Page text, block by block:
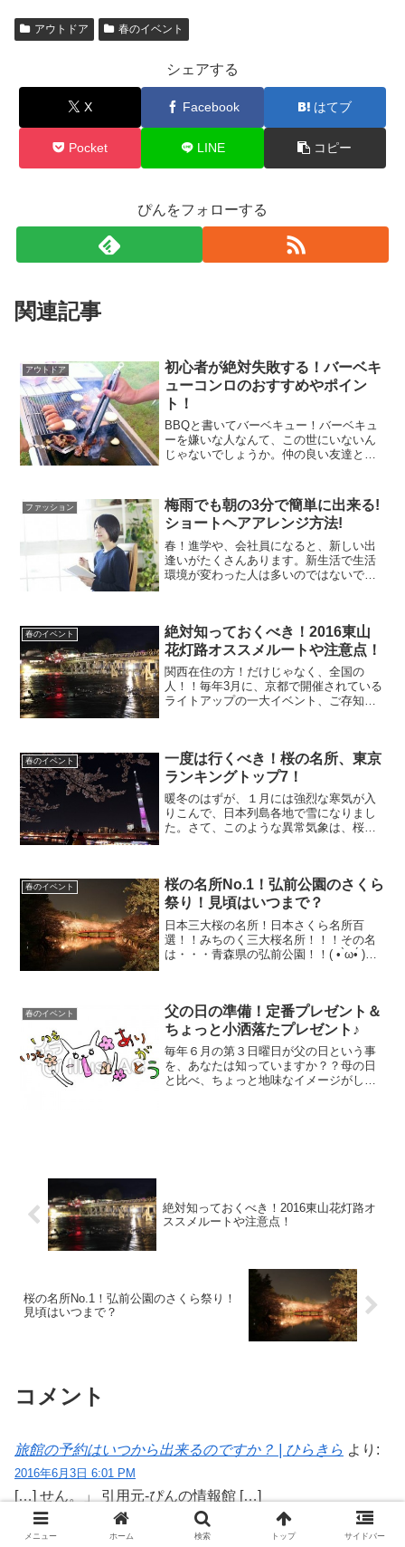
アウトドア 春のイベント
シェアする
X Facebook はてブ
Pocket LINE コピー
ぴんをフォローする
関連記事
アウトドア
初心者が絶対失敗する！バーベキ
ューコンロのおすすめやポイン
ト！
BBQと書いてバーベキュー！バーベキュ
ーを嫌いな人なんて、この世にいないん
じゃないでしょうか。仲の良い友達と。
花火大会と言われているPLの花火大会を
観賞しながらのバーベ...
ファッション
梅雨でも朝の3分で簡単に出来る!
ショートヘアアレンジ方法!
春！進学や、会社員になると、新しい出
逢いがたくさんあります。新生活で生活
環境が変わった人は多いのではないでし
んどん毎日が楽しくなってい...
春のイベント
絶対知っておくべき！2016東山
花灯路オススメルートや注意点！
関西在住の方！だけじゃなく、全国の
人！！毎年3月に、京都で開催されている
ライトアップの一大イベント、ご存知で
しく彩られます。でも。広...
春のイベント
一度は行くべき！桜の名所、東京
ランキングトップ7！
暖冬のはずが、１月には強烈な寒気が入
りこんで、日本列島各地で雪になりまし
た。さて、このような異常気象は、桜の
ください。）桜の開花予想...
春のイベント
桜の名所No.1！弘前公園のさくら
祭り！見頃はいつまで？
日本三大桜の名所！日本さくら名所百
選！！みちのく三大桜名所！！！その名
は・・・青森県の弘前公園！！( • ̀ω•́ )✧
前公園の桜っ...
春のイベント
父の日の準備！定番プレゼント＆
ちょっと小洒落たプレゼント♪
毎年６月の第３日曜日が父の日という事
を、あなたは知っていますか？？母の日
と比べ、ちょっと地味なイメージがして
絶対知っておくべき！2016東山花灯路オ
ススメルートや注意点！
桜の名所No.1！弘前公園のさくら祭り！
見頃はいつまで？
コメント
旅館の予約はいつから出来るのですか？ | ひらきら より:
2016年6月3日 6:01 PM
[…] せん。」 引用元-ぴんの情報館 […]
メニュー ホーム 検索 トップ サイドバー